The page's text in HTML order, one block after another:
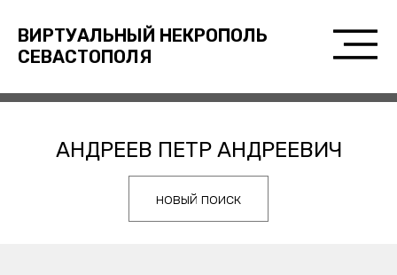
ВИРТУАЛЬНЫЙ НЕКРОПОЛЬ
СЕВАСТОПОЛЯ
АНДРЕЕВ ПЕТР АНДРЕЕВИЧ
новый поиск